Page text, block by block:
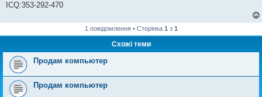
ICQ:353-292-470
1 повідомлення • Сторінка 1 з 1
Схожі теми
Продам компьютер
Продам компьютер